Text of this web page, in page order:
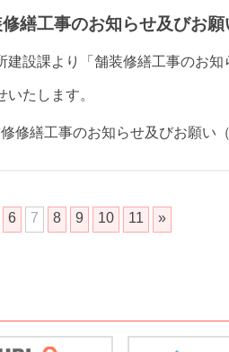
繕工事のお知らせ及びお願
建設課より「舗装修繕工事のお
いたします。
修繕工事のお知らせ及びお願い（
6 7 8 9 10 11 »